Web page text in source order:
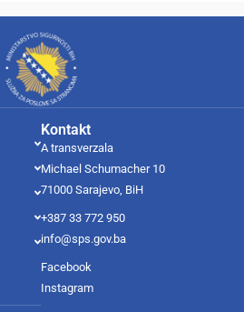
Kontakt
A transverzala
Michael Schumacher 10
71000 Sarajevo, BiH
+387 33 772 950
info@sps.gov.ba
Facebook
Instagram